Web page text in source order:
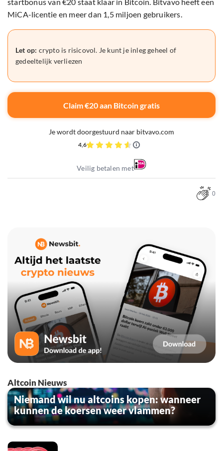
MiCA-licentie en meer dan 1,5 miljoen gebruikers.
Let op: crypto is risicovol. Je kunt je inleg geheel of
gedeeltelijk verliezen
Claim €20 aan Bitcoin gratis
Je wordt doorgestuurd naar bitvavo.com
4,6
Veilig betalen met
0
Altcoin Nieuws
Niemand wil nu altcoins kopen: wanneer
kunnen de koersen weer vlammen?